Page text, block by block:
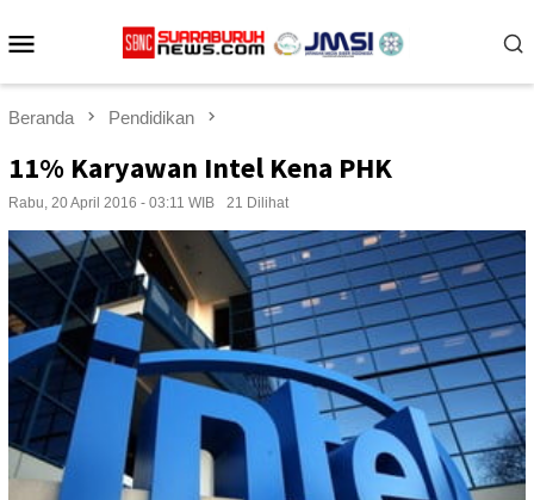
ke
Beranda Pendidikan
11% Karyawan Intel Kena PHK
Rabu, 20 April 2016 - 03:11 WIB 21 Dilihat